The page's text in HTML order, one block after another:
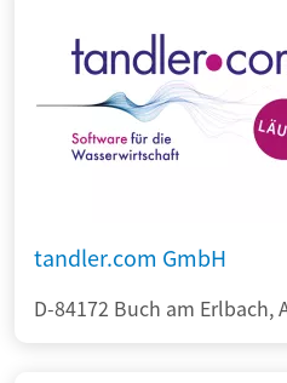
tandler.com GmbH
D-84172 Buch am Erlbach,